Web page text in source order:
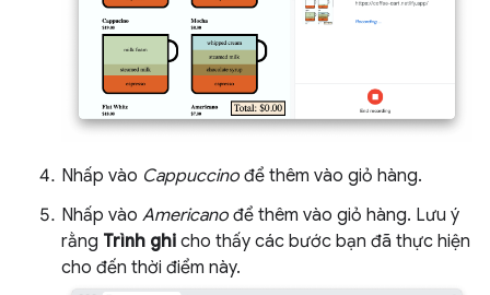
Nhấp vào Cappuccino để thêm vào giỏ hàng.
Nhấp vào Americano để thêm vào giỏ hàng. Lưu ý
rằng Trình ghi cho thấy các bước bạn đã thực hiện
cho đến thời điểm này.